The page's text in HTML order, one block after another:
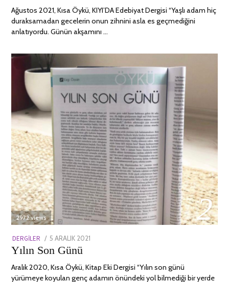
Ağustos 2021, Kısa Öykü, KIYI’DA Edebiyat Dergisi “Yaşlı adam hiç
duraksamadan gecelerin onun zihnini asla es geçmediğini
anlatıyordu. Günün akşamını …
02
2972 views
DERGILER
POSTED
ON
5 ARALIK 2021
Yılın Son Günü
Aralık 2020, Kısa Öykü, Kitap Eki Dergisi “Yılın son günü
yürümeye koyulan genç adamın önündeki yol bilmediği bir yerde